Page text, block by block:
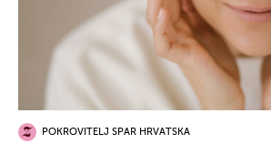
POKROVITELJ SPAR HRVATSKA